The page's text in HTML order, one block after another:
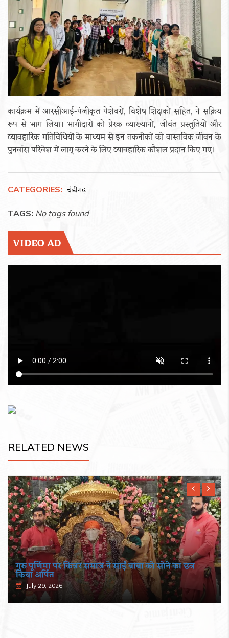
कार्यक्रम में आरसीआई-पंजीकृत पेशेवरों, विशेष शिक्षकों सहित, ने सक्रिय
रूप से भाग लिया। भागीदारों को प्रेरक व्याख्यानों, जीवंत प्रस्तुतियों और
व्यावहारिक गतिविधियों के माध्यम से इन तकनीकों को वास्तविक जीवन के
पुनर्वास परिवेश में लागू करने के लिए व्यावहारिक कौशल प्रदान किए गए।
CATEGORIES: चंडीगढ़
TAGS: No tags found
VIDEO AD
RELATED NEWS
गुरु पूर्णिमा पर किन्नर समाज ने साईं बाबा को सोने का छत्र
किया अर्पित
July 29, 2026